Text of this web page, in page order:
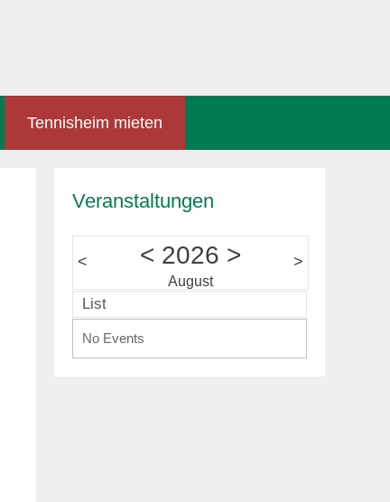
Tennisheim mieten
Veranstaltungen
< < 2026 >
August
>
List
No Events